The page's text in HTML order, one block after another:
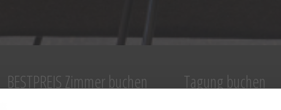
BESTPREIS Zimmer buchen Tagung buchen